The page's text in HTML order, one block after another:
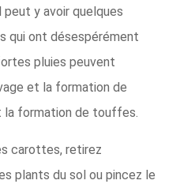
peut y avoir quelques
qui ont désespérément
pluies peuvent
et la formation de
la formation de touffes.
carottes, retirez
plants du sol ou pincez le